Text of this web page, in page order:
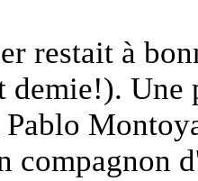
restait à
demie!).
compagnon